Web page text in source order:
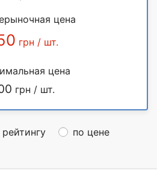
цена
грн / шт.
цена
грн / шт.
рейтингу
по цене